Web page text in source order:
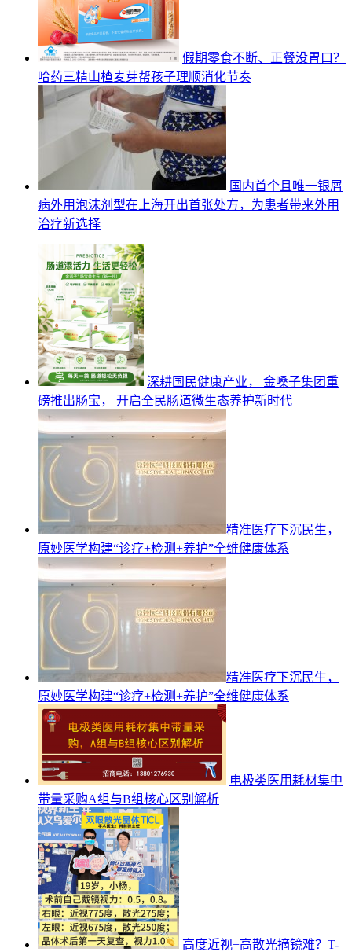
假期零食不断、正餐没胃口？
哈药三精山楂麦芽帮孩子理顺消化节奏
国内首个且唯一银屑
病外用泡沫剂型在上海开出首张处方，为患者带来外用
治疗新选择
深耕国民健康产业， 金嗓子集团重
磅推出肠宝， 开启全民肠道微生态养护新时代
​精准医疗下沉民生，
原妙医学构建“诊疗+检测+养护”全维健康体系
​精准医疗下沉民生，
原妙医学构建“诊疗+检测+养护”全维健康体系
电极类医用耗材集中
带量采购A组与B组核心区别解析
高度近视+高散光摘镜难？T-